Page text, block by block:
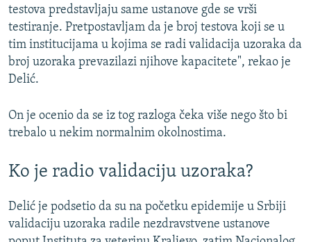
testova predstavljaju same ustanove gde se vrši
testiranje. Pretpostavljam da je broj testova koji se u
tim institucijama u kojima se radi validacija uzoraka da
broj uzoraka prevazilazi njihove kapacitete", rekao je
Delić.
On je ocenio da se iz tog razloga čeka više nego što bi
trebalo u nekim normalnim okolnostima.
Ko je radio validaciju uzoraka?
Delić je podsetio da su na početku epidemije u Srbiji
validaciju uzoraka radile nezdravstvene ustanove